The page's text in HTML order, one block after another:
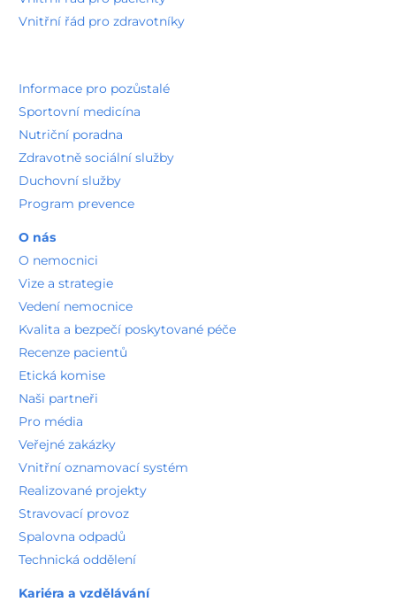
Vnitřní řád pro zdravotníky
Informace pro pozůstalé
Sportovní medicína
Nutriční poradna
Zdravotně sociální služby
Duchovní služby
Program prevence
O nás
O nemocnici
Vize a strategie
Vedení nemocnice
Kvalita a bezpečí poskytované péče
Recenze pacientů
Etická komise
Naši partneři
Pro média
Veřejné zakázky
Vnitřní oznamovací systém
Realizované projekty
Stravovací provoz
Spalovna odpadů
Technická oddělení
Kariéra a vzdělávání